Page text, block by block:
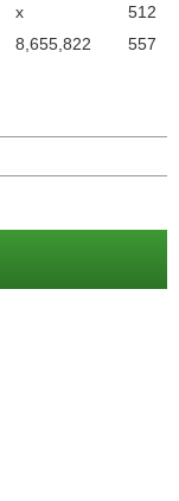
x
512
8,655,822 557